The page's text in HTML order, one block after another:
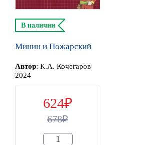
В наличии
Минин и Пожарский
Автор: К.А. Кочегаров
2024
624
678